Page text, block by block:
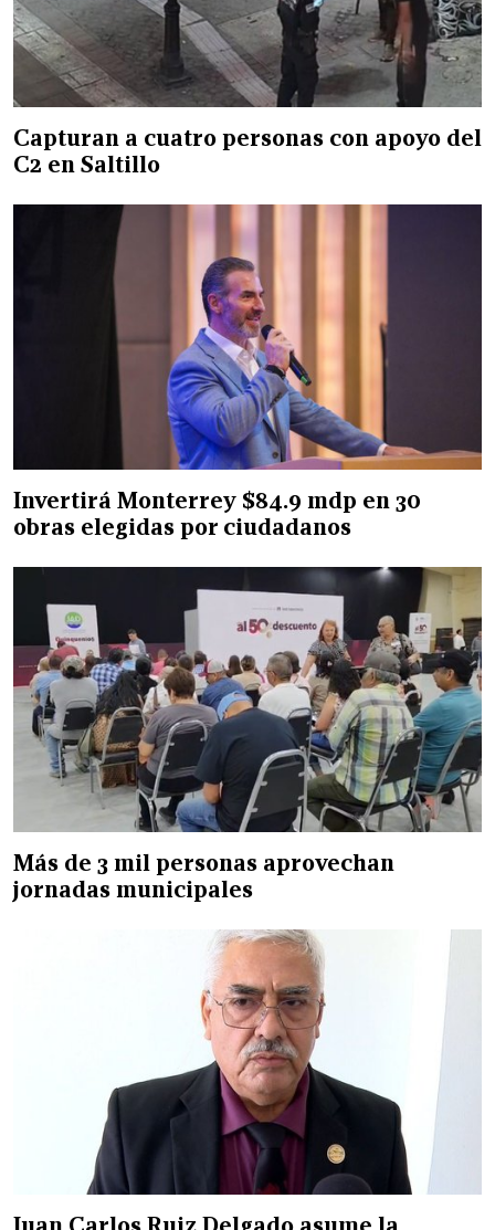
Capturan a cuatro personas con apoyo del
C2 en Saltillo
Invertirá Monterrey $84.9 mdp en 30
obras elegidas por ciudadanos
Más de 3 mil personas aprovechan
jornadas municipales